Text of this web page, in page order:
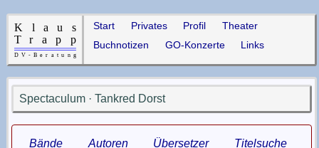
Start Privates Profil
Theater
Buchnotizen
GO-Konzerte Links
Spectaculum · Tankred Dorst
Bände Autoren Übersetzer Titelsuche